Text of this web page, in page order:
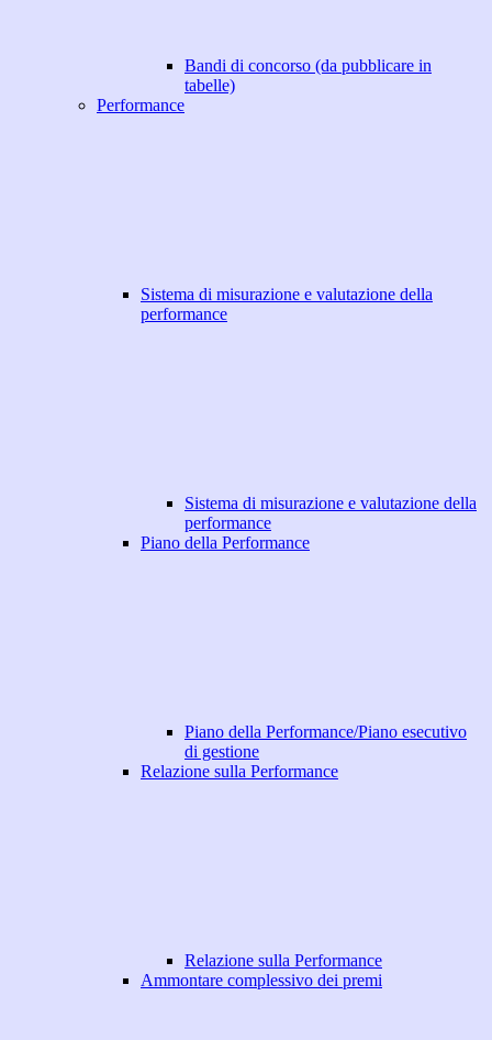
Bandi di concorso (da pubblicare in
tabelle)
Performance
Sistema di misurazione e valutazione della
performance
Sistema di misurazione e valutazione della
performance
Piano della Performance
Piano della Performance/Piano esecutivo
di gestione
Relazione sulla Performance
Relazione sulla Performance
Ammontare complessivo dei premi